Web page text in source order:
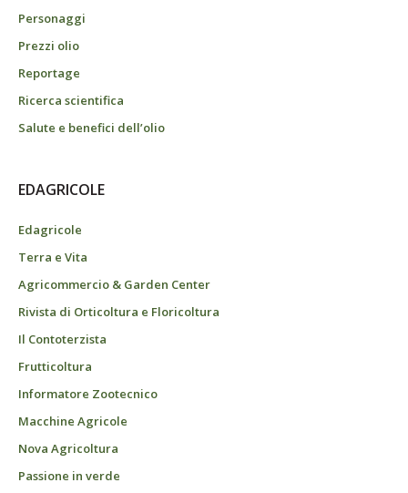
Personaggi
Prezzi olio
Reportage
Ricerca scientifica
Salute e benefici dell’olio
EDAGRICOLE
Edagricole
Terra e Vita
Agricommercio & Garden Center
Rivista di Orticoltura e Floricoltura
Il Contoterzista
Frutticoltura
Informatore Zootecnico
Macchine Agricole
Nova Agricoltura
Passione in verde